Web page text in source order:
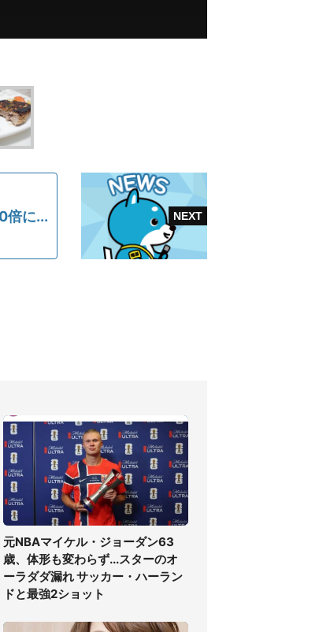
倍に...
元NBAマイケル・ジョーダン63
歳、体形も変わらず...スターのオ
ーラダダ漏れ サッカー・ハーラン
ドと最強2ショット